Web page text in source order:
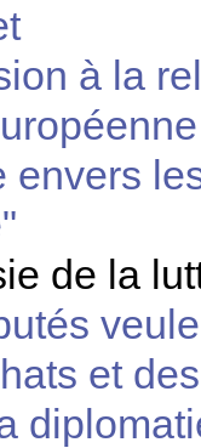
à la
envers
de la
et